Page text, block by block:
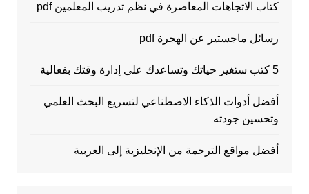
كتاب الاتجاهات المعاصرة في نظم تدريب المعلمين pdf
رسائل ماجستير عن الهجرة pdf
5 كتب ستغير حياتك وتساعدك على إدارة وقتك بفعالية
أفضل أدوات الذكاء الاصطناعي لتسريع البحث العلمي
وتحسين جودته
أفضل مواقع الترجمة من الإنجليزية إلى العربية